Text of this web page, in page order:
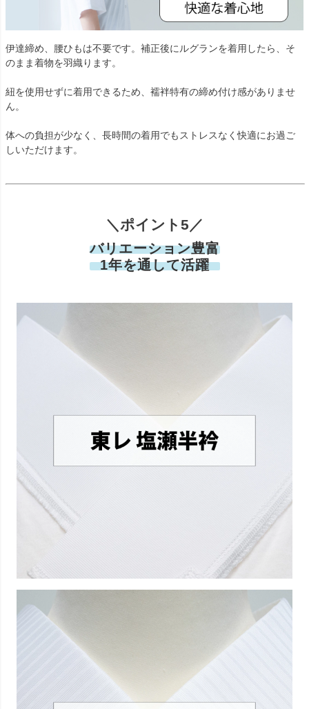
伊達締め、腰ひもは不要です。補正後にルグランを着用したら、そ
のまま着物を羽織ります。
紐を使用せずに着用できるため、襦袢特有の締め付け感がありませ
ん。
体への負担が少なく、長時間の着用でもストレスなく快適にお過ご
しいただけます。
＼ポイント5／
バリエーション豊富
1年を通して活躍